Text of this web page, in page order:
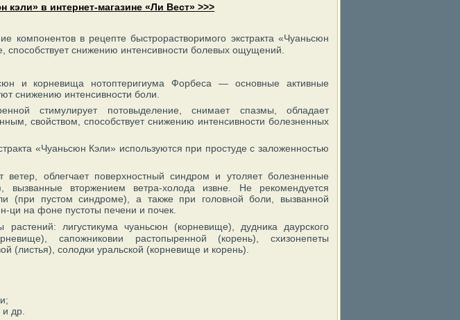
кэли» в интернет-магазине «Ли Вест» >>>
компонентов в рецепте быстрорастворимого экстракта «Чуаньсюн
способствует снижению интенсивности болевых ощущений.
и корневища нотоптеригиума Форбеса — основные активные
снижению интенсивности боли.
стимулирует потовыделение, снимает спазмы, обладает
свойством, способствует снижению интенсивности болезненных
«Чуаньсюн Кэли» используются при простуде с заложенностью
ветер, облегчает поверхностный синдром и утоляет болезненные
вторжением ветра-холода извне. Не рекомендуется
(при пустом синдроме), а также при головной боли, вызванной
ци на фоне пустоты печени и почек.
растений: лигустикума чуаньсюн (корневище), дудника даурского
сапожниковии растопыренной (корень), схизонепеты
(листья), солодки уральской (корневище и корень).
др.